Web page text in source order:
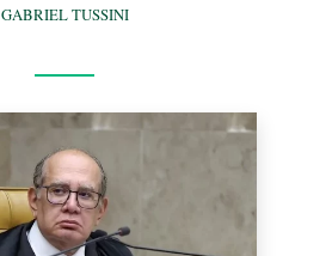
GABRIEL TUSSINI